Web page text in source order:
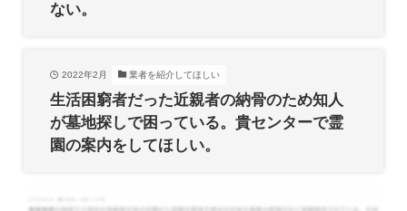
ない。
2022年2月 業者を紹介してほしい
生活困窮者だった近親者の納骨のため知人
が墓地探しで困っている。貴センターで霊
園の案内をしてほしい。